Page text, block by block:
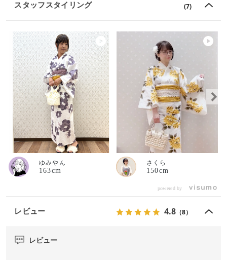
スタッフスタイリング (7)
ゆみやん
163cm
さくら
150cm
powered by
レビュー 4.8 （8）
レビュー